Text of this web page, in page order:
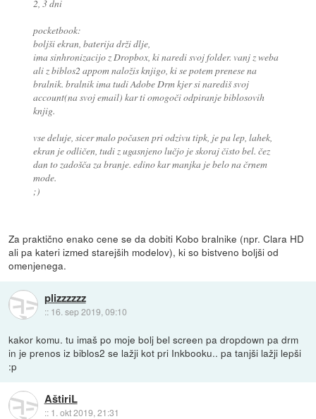
2, 3 dni
pocketbook:
boljši ekran, baterija drži dlje,
ima sinhronizacijo z Dropbox, ki naredi svoj folder. vanj z weba
ali z biblos2 appom naložis knjigo, ki se potem prenese na
bralnik. bralnik ima tudi Adobe Drm kjer si narediš svoj
account(na svoj email) kar ti omogoči odpiranje biblosovih
knjig.
vse deluje, sicer malo počasen pri odzivu tipk, je pa lep, lahek,
ekran je odličen, tudi z ugasnjeno lučjo je skoraj čisto bel. čez
dan to zadošča za branje. edino kar manjka je belo na črnem
mode.
;)
Za praktično enako cene se da dobiti Kobo bralnike (npr. Clara HD
ali pa kateri izmed starejših modelov), ki so bistveno boljši od
omenjenega.
plizzzzzz
:: 16. sep 2019, 09:10
kakor komu. tu imaš po moje bolj bel screen pa dropdown pa drm
in je prenos iz biblos2 se lažji kot pri Inkbooku.. pa tanjši lažji lepši
:p
AštiriL
:: 1. okt 2019, 21:31